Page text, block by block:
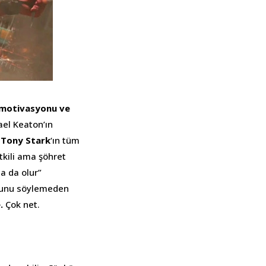
ve
Keaton’ın
Tony Stark‘ın tüm
ama şöhret
da olur”
söylemeden
Çok net.